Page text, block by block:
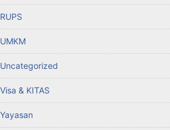
RUPS
UMKM
Uncategorized
Visa & KITAS
Yayasan